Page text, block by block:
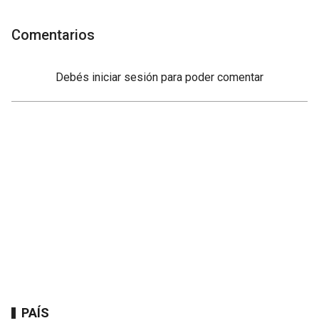
Comentarios
Debés iniciar sesión para poder comentar
PAÍS